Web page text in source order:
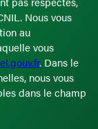
Nous vous
au
vous
. Dans le
nous vous
dans le champ